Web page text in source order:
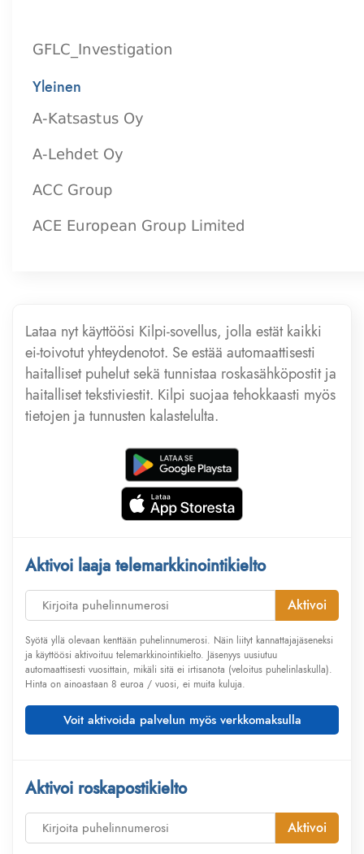
Lataa nyt käyttöösi Kilpi-sovellus, jolla estät kaikki
ei-toivotut yhteydenotot. Se estää automaattisesti
haitalliset puhelut sekä tunnistaa roskasähköpostit ja
haitalliset tekstiviestit. Kilpi suojaa tehokkaasti myös
tietojen ja tunnusten kalastelulta.
Aktivoi laaja telemarkkinointikielto
Aktivoi
Syötä yllä olevaan kenttään puhelinnumerosi. Näin liityt kannattajajäseneksi
ja käyttöösi aktivoituu telemarkkinointikielto. Jäsenyys uusiutuu
automaattisesti vuosittain, mikäli sitä ei irtisanota (veloitus puhelinlaskulla).
Hinta on ainoastaan 8 euroa / vuosi, ei muita kuluja.
Voit aktivoida palvelun myös verkkomaksulla
Aktivoi roskapostikielto
Aktivoi
Yleinen